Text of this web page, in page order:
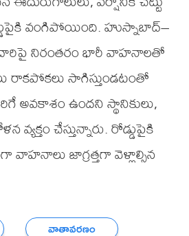
వంగిపోయింది. హుస్నాబాద్–
నిరంతరం భారీ వాహనాలతో
సాగిస్తుండటంతో
అవకాశం ఉందని స్థానికులు,
చేస్తున్నారు. రోడ్డుపైకి
వాహనాలు జాగ్రత్తగా వెళ్లాల్సిన
వాతావరణం